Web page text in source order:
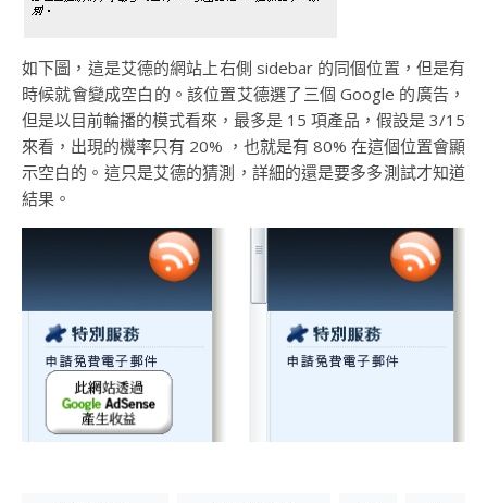
如下圖，這是艾德的網站上右側 sidebar 的同個位置，但是有
時候就會變成空白的。該位置艾德選了三個 Google 的廣告，
但是以目前輪播的模式看來，最多是 15 項產品，假設是 3/15
來看，出現的機率只有 20% ，也就是有 80% 在這個位置會顯
示空白的。這只是艾德的猜測，詳細的還是要多多測試才知道
結果。